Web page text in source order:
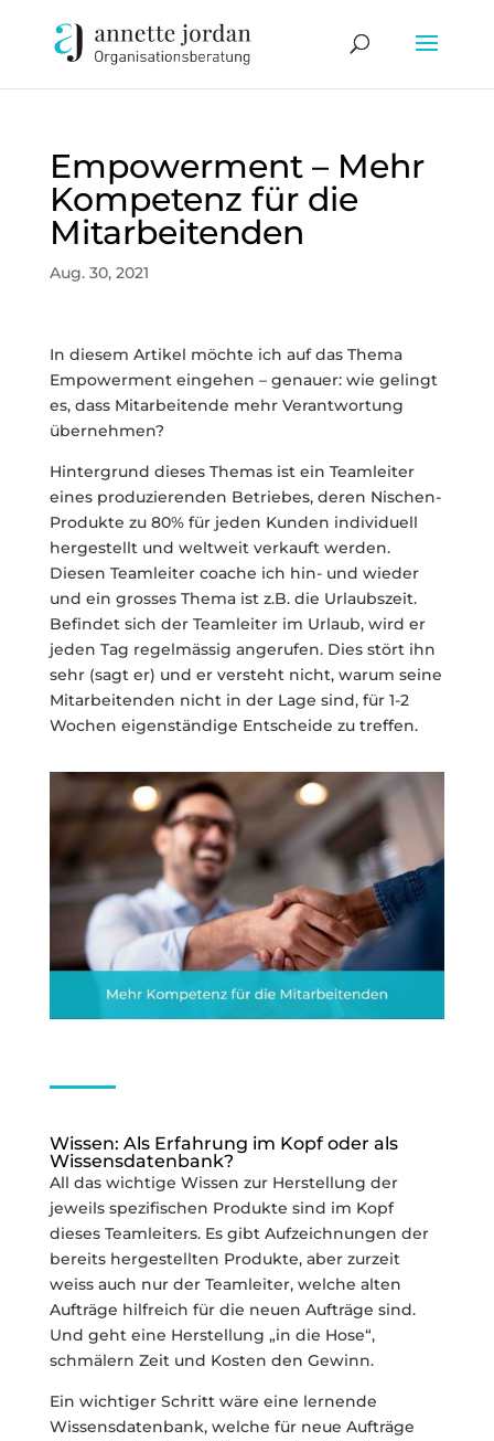
Empowerment – Mehr
Kompetenz für die
Mitarbeitenden
Aug. 30, 2021
In diesem Artikel möchte ich auf das Thema
Empowerment eingehen – genauer: wie gelingt
es, dass Mitarbeitende mehr Verantwortung
übernehmen?
Hintergrund dieses Themas ist ein Teamleiter
eines produzierenden Betriebes, deren Nischen-
Produkte zu 80% für jeden Kunden individuell
hergestellt und weltweit verkauft werden.
Diesen Teamleiter coache ich hin- und wieder
und ein grosses Thema ist z.B. die Urlaubszeit.
Befindet sich der Teamleiter im Urlaub, wird er
jeden Tag regelmässig angerufen. Dies stört ihn
sehr (sagt er) und er versteht nicht, warum seine
Mitarbeitenden nicht in der Lage sind, für 1-2
Wochen eigenständige Entscheide zu treffen.
Wissen: Als Erfahrung im Kopf oder als
Wissensdatenbank?
All das wichtige Wissen zur Herstellung der
jeweils spezifischen Produkte sind im Kopf
dieses Teamleiters. Es gibt Aufzeichnungen der
bereits hergestellten Produkte, aber zurzeit
weiss auch nur der Teamleiter, welche alten
Aufträge hilfreich für die neuen Aufträge sind.
Und geht eine Herstellung „in die Hose“,
schmälern Zeit und Kosten den Gewinn.
Ein wichtiger Schritt wäre eine lernende
Wissensdatenbank, welche für neue Aufträge